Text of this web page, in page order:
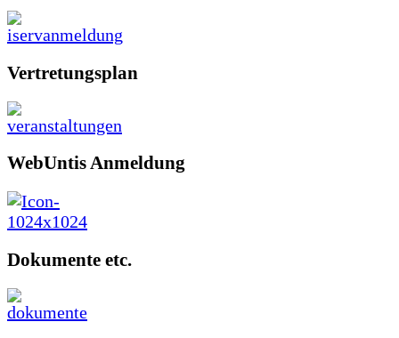
Vertretungsplan
WebUntis Anmeldung
Dokumente etc.